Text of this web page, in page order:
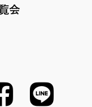
会
LINE